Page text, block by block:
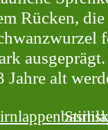
Rücken,
Jahre alt